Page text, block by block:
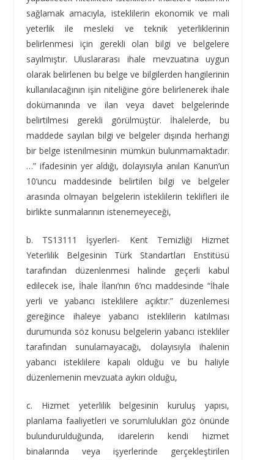
sağlamak amacıyla, isteklilerin ekonomik ve mali
yeterlik ile mesleki ve teknik yeterliklerinin
belirlenmesi için gerekli olan bilgi ve belgelere
sayılmıştır. Uluslararası ihale mevzuatına uygun
olarak belirlenen bu belge ve bilgilerden hangilerinin
kullanılacağının işin niteliğine göre belirlenerek ihale
dokümanında ve ilan veya davet belgelerinde
belirtilmesi gerekli görülmüştür. İhalelerde, bu
maddede sayılan bilgi ve belgeler dışında herhangi
bir belge istenilmesinin mümkün bulunmamaktadır.
…” ifadesinin yer aldığı, dolayısıyla anılan Kanun’un
10’uncu maddesinde belirtilen bilgi ve belgeler
arasında olmayan belgelerin isteklilerin teklifleri ile
birlikte sunmalarının istenemeyeceği,
b. TS13111 İşyerleri- Kent Temizliği Hizmet
Yeterlilik Belgesinin Türk Standartları Enstitüsü
tarafından düzenlenmesi halinde geçerli kabul
edilecek ise, İhale İlanı’nın 6’ncı maddesinde “İhale
yerli ve yabancı isteklilere açıktır.” düzenlemesi
gereğince ihaleye yabancı isteklilerin katılması
durumunda söz konusu belgelerin yabancı istekliler
tarafından sunulamayacağı, dolayısıyla ihalenin
yabancı isteklilere kapalı olduğu ve bu haliyle
düzenlemenin mevzuata aykırı olduğu,
c. Hizmet yeterlilik belgesinin kuruluş yapısı,
planlama faaliyetleri ve sorumlulukları göz önünde
bulundurulduğunda, idarelerin kendi hizmet
binalarında veya işyerlerinde gerçekleştirilen